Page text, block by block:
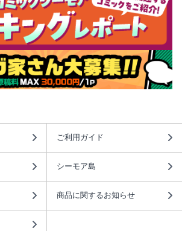
ご利用ガイド
シーモア島
商品に関するお知らせ